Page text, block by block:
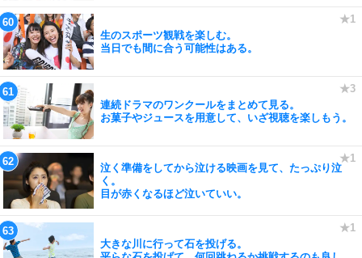
生のスポーツ観戦を楽しむ。
当日でも間に合う可能性はある。
連続ドラマのワンクールをまとめて見る。
お菓子やジュースを用意して、いざ視聴を楽しもう。
泣く準備をしてから泣ける映画を見て、たっぷり泣
く。
目が赤くなるほど泣いていい。
大きな川に行って石を投げる。